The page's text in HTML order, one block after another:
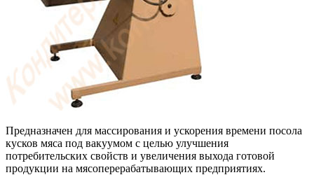
Предназначен для массирования и ускорения времени посола
кусков мяса под вакуумом с целью улучшения
потребительских свойств и увеличения выхода готовой
продукции на мясоперерабатывающих предприятиях.